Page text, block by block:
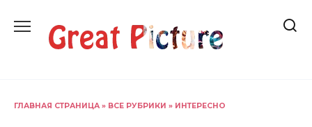
содержанию
ГЛАВНАЯ СТРАНИЦА » ВСЕ РУБРИКИ » ИНТЕРЕСНО